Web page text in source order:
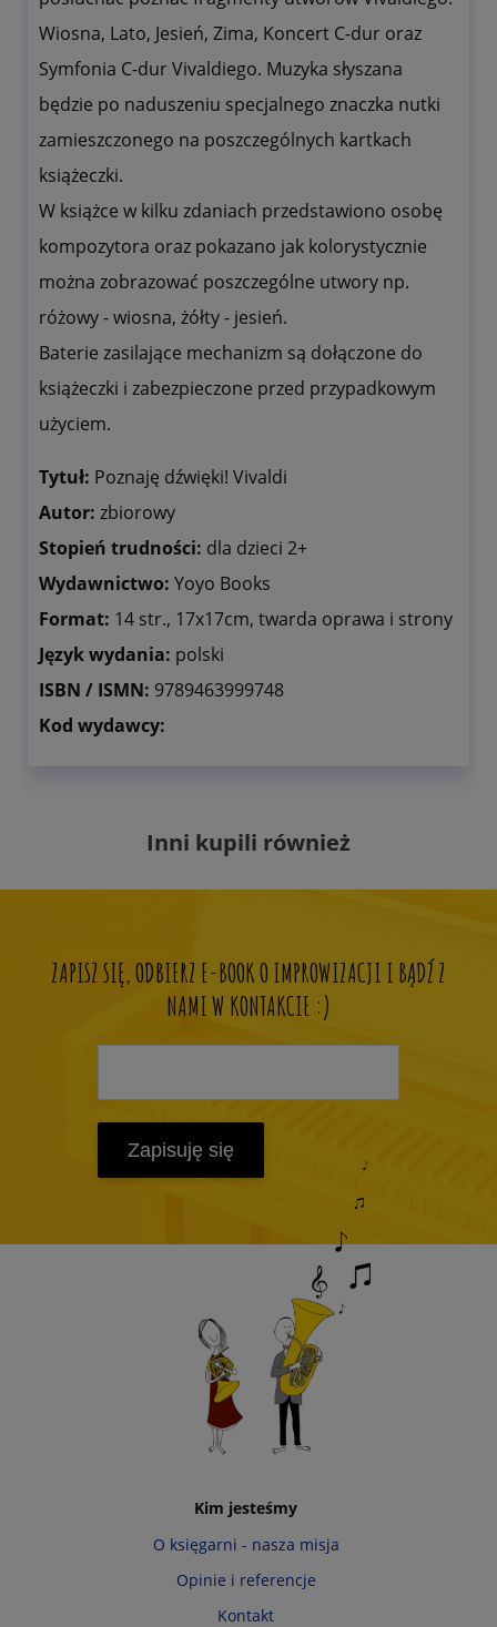
Wiosna, Lato, Jesień, Zima, Koncert C-dur oraz
Symfonia C-dur Vivaldiego. Muzyka słyszana
będzie po naduszeniu specjalnego znaczka nutki
zamieszczonego na poszczególnych kartkach
książeczki.
W książce w kilku zdaniach przedstawiono osobę
kompozytora oraz pokazano jak kolorystycznie
można zobrazować poszczególne utwory np.
różowy - wiosna, żółty - jesień.
Baterie zasilające mechanizm są dołączone do
książeczki i zabezpieczone przed przypadkowym
użyciem.
Tytuł: Poznaję dźwięki! Vivaldi
Autor: zbiorowy
Stopień trudności: dla dzieci 2+
Wydawnictwo: Yoyo Books
Format: 14 str., 17x17cm, twarda oprawa i strony
Język wydania: polski
ISBN / ISMN: 9789463999748
Kod wydawcy:
Inni kupili również
ZAPISZ SIĘ, ODBIERZ E-BOOK O IMPROWIZACJI I BĄDŹ Z
NAMI W KONTAKCIE :)
Zapisuję się
Kim jesteśmy
O księgarni - nasza misja
Opinie i referencje
Kontakt